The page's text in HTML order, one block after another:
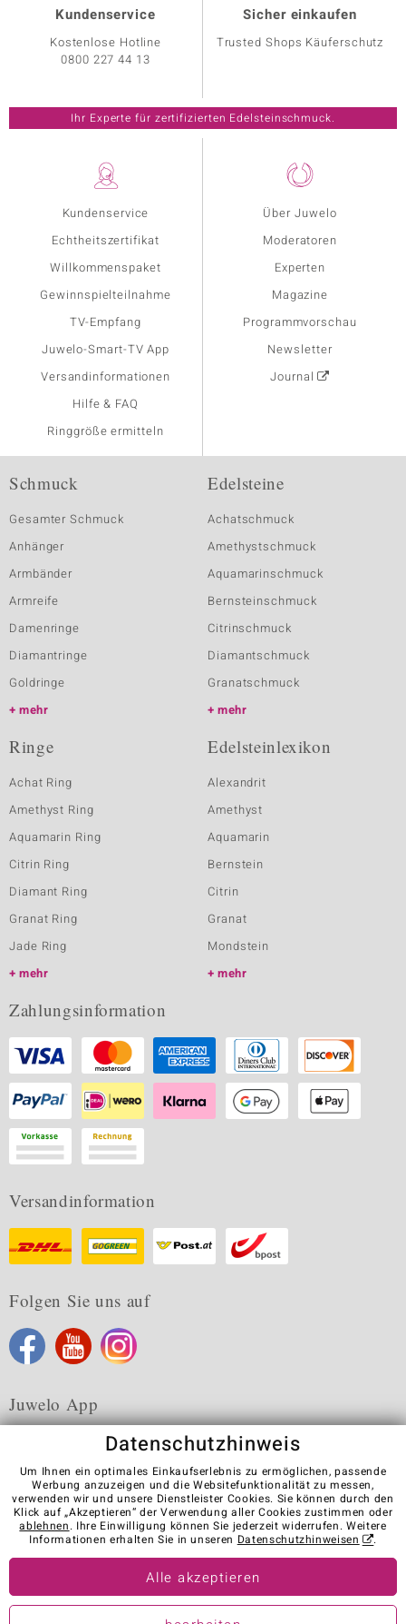
Kundenservice
Echtheitszertifikat
Willkommenspaket
Gewinnspielteilnahme
TV-Empfang
Juwelo-Smart-TV App
Versandinformationen
Hilfe & FAQ
Ringgröße ermitteln
Über Juwelo
Moderatoren
Experten
Magazine
Programmvorschau
Newsletter
Journal
Kundenservice
Kostenlose Hotline
0800 227 44 13
Sicher einkaufen
Trusted Shops Käuferschutz
Ihr Experte für zertifizierten Edelsteinschmuck.
Schmuck
Gesamter Schmuck
Anhänger
Armbänder
Armreife
Damenringe
Diamantringe
Goldringe
mehr
Edelsteine
Achatschmuck
Amethystschmuck
Aquamarinschmuck
Bernsteinschmuck
Citrinschmuck
Diamantschmuck
Granatschmuck
mehr
Ringe
Achat Ring
Amethyst Ring
Aquamarin Ring
Citrin Ring
Diamant Ring
Granat Ring
Jade Ring
mehr
Edelsteinlexikon
Alexandrit
Amethyst
Aquamarin
Bernstein
Citrin
Granat
Mondstein
mehr
Zahlungsinformation
Versandinformation
Folgen Sie uns auf
Juwelo App
Karriere AGB Datenschutz Cookies
Impressum
Kontakt
Vertrag widerrufen
Visit our stores in other countries:
© Juwelo Deutschland GmbH (ein Tochterunternehmen der elumeo
Datenschutzhinweis
Um Ihnen ein optimales Einkaufserlebnis zu ermöglichen, passende
Werbung anzuzeigen und die Websitefunktionalität zu messen,
verwenden wir und unsere Dienstleister Cookies. Sie können durch den
Klick auf „Akzeptieren“ der Verwendung aller Cookies zustimmen oder
ablehnen. Ihre Einwilligung können Sie jederzeit widerrufen. Weitere
Informationen erhalten Sie in unseren Datenschutzhinweisen .
Alle akzeptieren